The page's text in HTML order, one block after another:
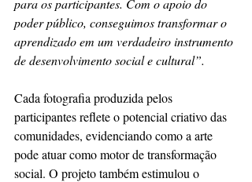
para os participantes. Com o apoio do
poder público, conseguimos transformar o
aprendizado em um verdadeiro instrumento
de desenvolvimento social e cultural”.
Cada fotografia produzida pelos
participantes reflete o potencial criativo das
comunidades, evidenciando como a arte
pode atuar como motor de transformação
social. O projeto também estimulou o